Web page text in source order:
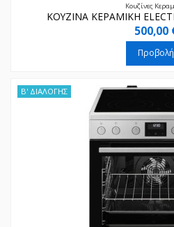
Κουζίνες
ΚΟΥΖΙΝΑ ΚΕΡΑΜΙΚΗ
500,00
Προβολή
Β' ΔΙΑΛΟΓΗΣ